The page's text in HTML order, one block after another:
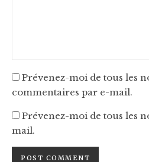
Prévenez-moi de tous les
commentaires par e-mail.
Prévenez-moi de tous les
mail.